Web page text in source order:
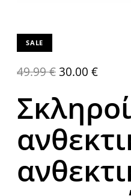
SALE
49.99€30.00 €
Σκληροί